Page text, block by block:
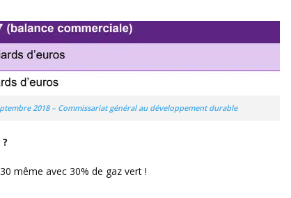
2018 – Commissariat général au développement durable
?
même avec 30% de gaz vert !